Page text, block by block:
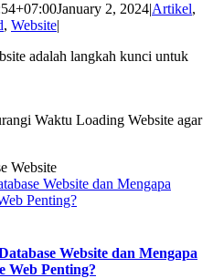
January 2, 2024|Artikel,
, Website|
adalah langkah kunci untuk
Waktu Loading Website agar
Website dan Mengapa
Penting?
Website dan Mengapa
Web Penting?